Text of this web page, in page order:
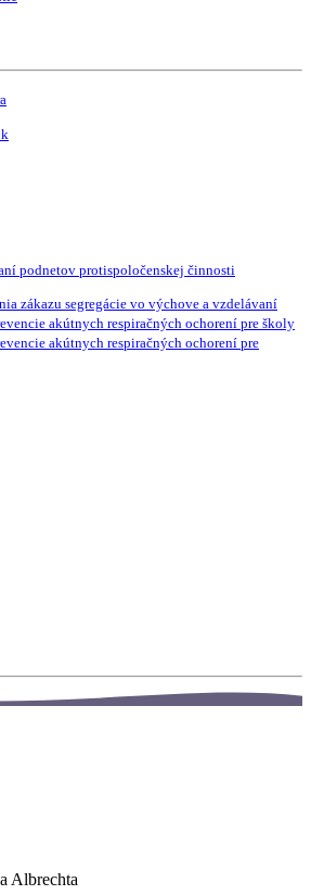
podnetov protispoločenskej činnosti
zákazu segregácie vo výchove a vzdelávaní
akútnych respiračných ochorení pre školy
akútnych respiračných ochorení pre
Albrechta